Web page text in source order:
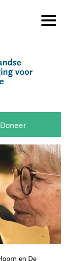
Doneer
en De